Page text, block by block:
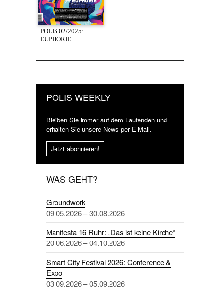
POLIS 02/2025:
EUPHORIE
POLIS WEEKLY
Bleiben Sie immer auf dem Laufenden und
erhalten Sie unsere News per E-Mail.
Jetzt abonnieren!
WAS GEHT?
Groundwork
09.05.2026 – 30.08.2026
Manifesta 16 Ruhr: „Das ist keine Kirche“
20.06.2026 – 04.10.2026
Smart City Festival 2026: Conference &
Expo
03.09.2026 – 05.09.2026